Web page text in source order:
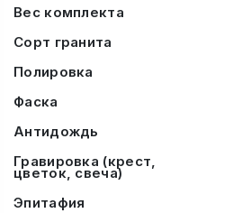
Вес комплекта
Сорт гранита
Полировка
Фаска
Антидождь
Гравировка (крест,
цветок, свеча)
Эпитафия